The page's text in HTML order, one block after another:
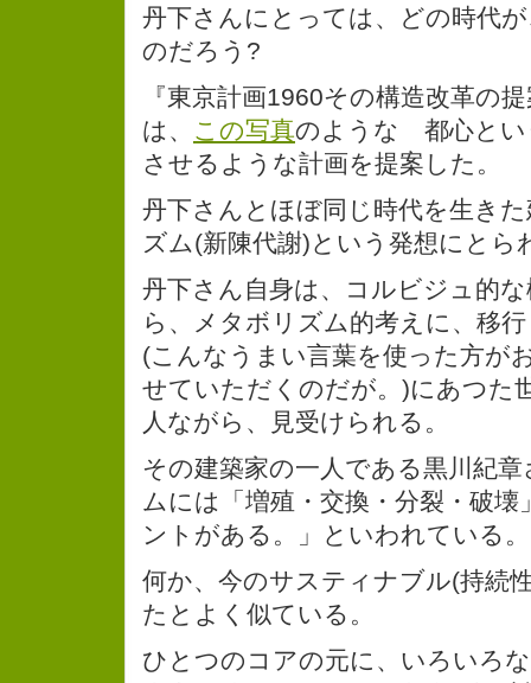
丹下さんにとっては、どの時代
のだろう?
『東京計画1960その構造改革の
は、 この写真のような 都心とい
させるような計画を提案した。
丹下さんとほぼ同じ時代を生き
ズム(新陳代謝)という発想にとら
丹下さん自身は、コルビジュ的
ら、メタボリズム的考えに、移
(こんなうまい言葉を使った方が
せていただくのだが。)にあつた
人ながら、見受けられる。
その建築家の一人である黒川紀
ムには「増殖・交換・分裂・破
ントがある。」といわれている。
何か、今のサスティナブル(持続
たとよく似ている。
ひとつのコアの元に、いろいろ